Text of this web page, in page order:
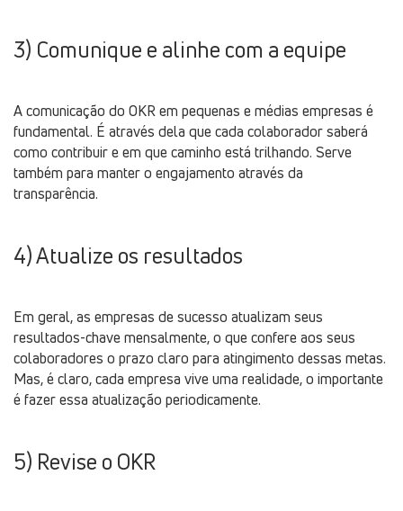
3) Comunique e alinhe com a equipe
A comunicação do OKR em pequenas e médias empresas é
fundamental. É através dela que cada colaborador saberá
como contribuir e em que caminho está trilhando. Serve
também para manter o engajamento através da
transparência.
4) Atualize os resultados
Em geral, as empresas de sucesso atualizam seus
resultados-chave mensalmente, o que confere aos seus
colaboradores o prazo claro para atingimento dessas metas.
Mas, é claro, cada empresa vive uma realidade, o importante
é fazer essa atualização periodicamente.
5) Revise o OKR